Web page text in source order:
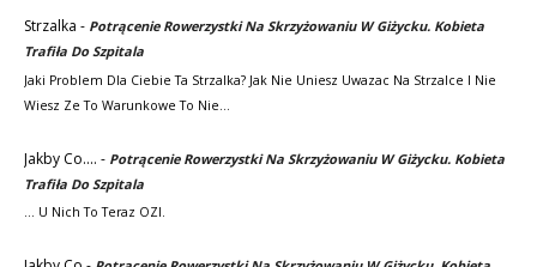
Strzalka - Potrącenie Rowerzystki Na Skrzyżowaniu W Giżycku. Kobieta
Trafiła Do Szpitala
Jaki Problem Dla Ciebie Ta Strzalka? Jak Nie Uniesz Uwazac Na Strzalce I Nie
Wiesz Ze To Warunkowe To Nie…
Jakby Co.... - Potrącenie Rowerzystki Na Skrzyżowaniu W Giżycku. Kobieta
Trafiła Do Szpitala
... U Nich To Teraz OZI.